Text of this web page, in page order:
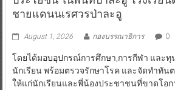
ชายแดนนเรศวรป่าละอู
August 1, 2026 กองบรรณาธิการ 0
โดยได้มอบอุปกรณ์การศึกษา,การกีฬา และทุ
นักเรียน พร้อมตรวจรักษาโรค และจัดทำทัน
ให้แก่นักเรียนและพี่น้องประชาชนที่ขาดโอ